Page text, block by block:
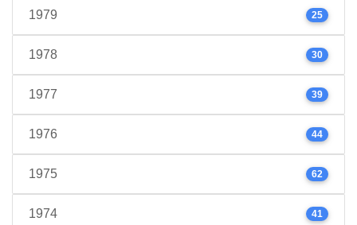
1979 25
1978 30
1977 39
1976 44
1975 62
1974 41